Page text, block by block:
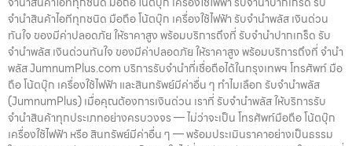
จำนำสินค้าไอทีทุกชนิด มือถือ โน้ตบุ๊ก เครื่องใช้ไฟฟ้า รับจำนำพลัส เงินด่วน
ทันใจ ของมีค่าปลอดภัย ให้ราคาสูง พร้อมบริการถึงที่ รับจำนำปากเกร็ด รับ
จำนำพลัส เงินด่วนทันใจ ของมีค่าปลอดภัย ให้ราคาสูง พร้อมบริการถึงที่ จำนำ
พลัส JumnumPlus.com บริการรับจำนำที่เชื่อถือได้ในกรุงเทพฯ โทรศัพท์ มือ
ถือ โน้ตบุ๊ก เครื่องใช้ไฟฟ้า และสินทรัพย์มีค่าอื่น ๆ ทำไมเลือก รับจำนำพลัส
(JumnumPlus) เมื่อคุณต้องการเงินด่วน เราที่ รับจำนำพลัส ให้บริการรับ
จำนำสินค้าทุกประเภทอย่างครบวงจร — ไม่ว่าจะเป็น โทรศัพท์มือถือ โน้ตบุ๊ก
เครื่องใช้ไฟฟ้า หรือ สินทรัพย์มีค่าอื่น ๆ — พร้อมประเมินราคาอย่างเป็นธรรม